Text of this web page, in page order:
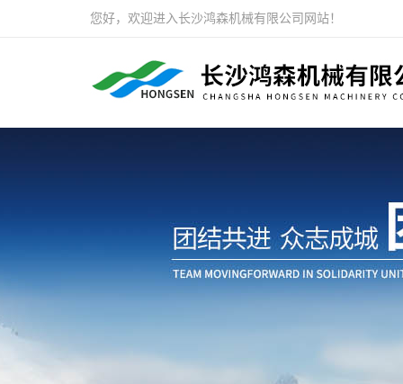
您好，欢迎进入长沙鸿森机械有限公司网站！